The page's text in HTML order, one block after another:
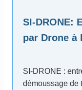
SI-DRONE:
par Drone à
SI-DRONE :
démoussage de